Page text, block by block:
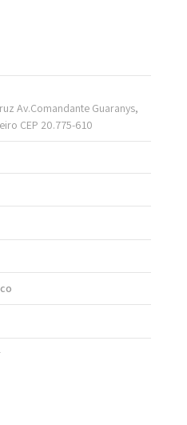
Av.Comandante Guaranys,
CEP 20.775-610